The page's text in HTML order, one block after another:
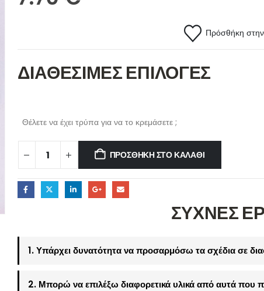
Πρόσθήκη στην
ΔΙΑΘΕΣΙΜΕΣ ΕΠΙΛΟΓΕΣ
Θέλετε να έχει τρύπα για να το κρεμάσετε ;
ΠΡΟΣΘΉΚΗ ΣΤΟ ΚΑΛΆΘΙ
ΣΥΧΝΕΣ
1. Υπάρχει δυνατότητα να προσαρμόσω τα σχέδια σε
2. Μπορώ να επιλέξω διαφορετικά υλικά από αυτά που